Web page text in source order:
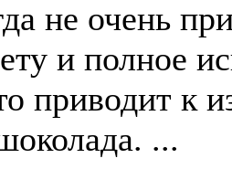
не очень
и полное
приводит к
...